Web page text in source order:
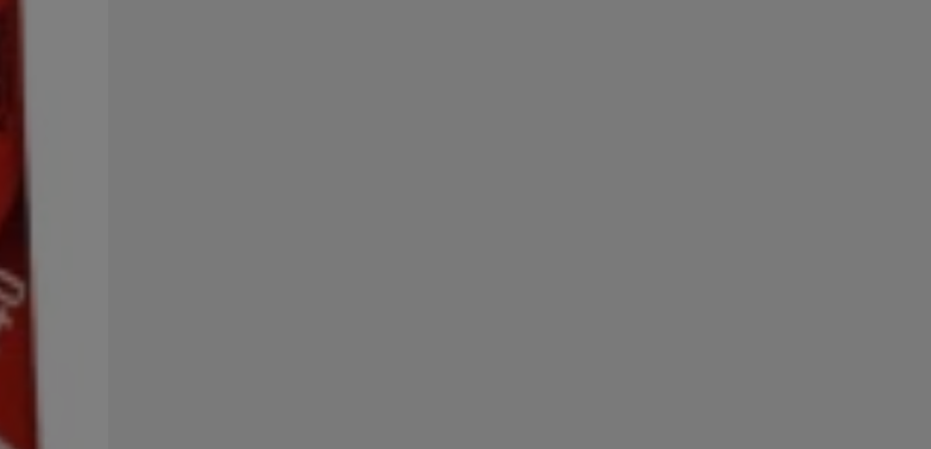
naši partneři, abychom vám mohli zobrazit vhodné obsahy nebo reklamy